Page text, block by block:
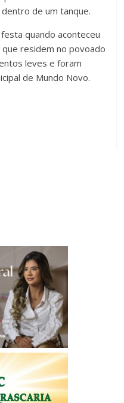
de um tanque.
quando aconteceu
residem no povoado
leves e foram
de Mundo Novo.